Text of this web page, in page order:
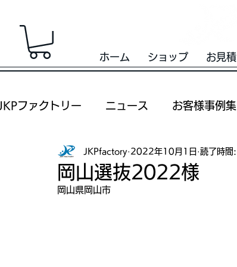
ホーム ショップ お見
JKPファクトリー ニュース お客様事例集
岡山選抜2022様
JKPfactory 2022年10月1日 読了時間
岡山県岡山市